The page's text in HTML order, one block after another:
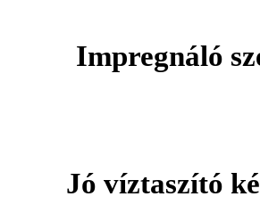
Impregnáló
Jó víztaszító